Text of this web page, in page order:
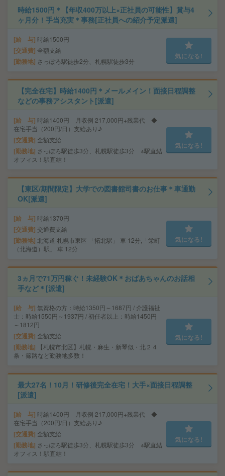
時給1500円＊【年収400万以上×正社員の可能性】賞与4
ヶ月分！手当充実＊事務[正社員への紹介予定派遣]
給 与 時給1500円
交通費 全額支給
勤務地 さっぽろ駅徒歩2分、札幌駅徒歩3分
気になる!
【完全在宅】時給1400円＊メールメイン！面接日程調整
などの事務アシスタント[派遣]
給 与 時給1400円 月収例 217,000円+残業代 ◆
在宅手当（200円/日）支給あり♪
交通費 全額支給
勤務地 さっぽろ駅徒歩3分、札幌駅徒歩3分 ※駅直結
オフィス！駅直結！
気になる!
【東区/期間限定】大学での図書館司書のお仕事＊車通勤
OK[派遣]
給 与 時給1370円
交通費 交通費支給
勤務地 北海道 札幌市東区 「拓北駅」 車 12分,「栄町
（北海道）駅」 車 12分
気になる!
3ヵ月で71万円稼ぐ！未経験OK＊おばあちゃんのお話相
手など＊[派遣]
給 与 無資格の方：時給1350円～1687円 / 介護福祉
士：時給1550円～1937円 / 初任者以上：時給1450円
～1812円
交通費 全額支給
勤務地
【札幌市北区】札幌・麻生・新琴似・北２４
条・篠路など勤務地多数！
気になる!
最大27名！10月！研修後完全在宅！大手×面接日程調整
[派遣]
給 与 時給1400円 月収例 217,000円+残業代 ◆
在宅手当（200円/日）支給あり♪
交通費 全額支給
勤務地 さっぽろ駅徒歩3分、札幌駅徒歩3分 ※駅直結
オフィス！駅直結！
気になる!